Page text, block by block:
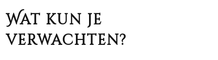
Wat kun je
verwachten?